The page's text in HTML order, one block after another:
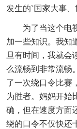
发生的`国家大事、
为了当这个电视
加一些知识。我知
旦有时间，我就会
么流畅到非常流畅
了一次绕口令比赛
为胜者。妈妈开始
确，但在速度方面
绕的口令不仅快还